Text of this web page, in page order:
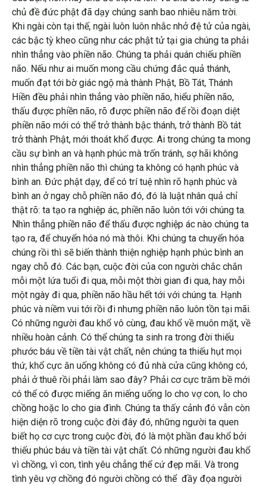
chủ đề đức phật đã dạy chúng sanh bao nhiêu năm trời.
Khi ngài còn tại thế, ngài luôn luôn nhắc nhở đệ tử của ngài,
các bậc tỳ kheo cũng như các phật tử tại gia chúng ta phải
nhìn thẳng vào phiền não. Chúng ta phải quán chiếu phiền
não. Nếu như ai muốn mong cầu chứng đắc quả thánh,
muốn đạt tới bờ giác ngộ mà thành Phật, Bồ Tát, Thánh
Hiền đều phải nhìn thẳng vào phiền não, hiểu phiền não,
thấu được phiền não, rõ được phiền não để rồi đoạn diệt
phiền não mới có thể trở thành bậc thánh, trở thành Bồ tát
trở thành Phật, mới thoát khổ được. Ai trong chúng ta mong
cầu sự bình an và hạnh phúc mà trốn tránh, sợ hãi không
nhìn thẳng phiền não thì chúng ta không có hạnh phúc và
bình an. Đức phật dạy, để có trí tuệ nhìn rõ hạnh phúc và
bình an ở ngay chỗ phiền não đó, đó là luật nhân quả chỉ
thật rõ: ta tạo ra nghiệp ác, phiền não luôn tới với chúng ta.
Nhìn thẳng phiền não để thấu được nghiệp ác nào chúng ta
tạo ra, để chuyển hóa nó mà thôi. Khi chúng ta chuyển hóa
chúng rồi thì sẽ biến thành thiện nghiệp hạnh phúc bình an
ngay chỗ đó. Các bạn, cuộc đời của con người chắc chắn
mỗi một lứa tuổi đi qua, mỗi một thời gian đi qua, hay mỗi
một ngày đi qua, phiền não hầu hết tới với chúng ta. Hạnh
phúc và niềm vui tới rồi đi nhưng phiền não luôn tồn tại mãi.
Có những người đau khổ vô cùng, đau khổ về muôn mặt, về
nhiều hoàn cảnh. Có thể chúng ta sinh ra trong đời thiếu
phước báu về tiền tài vật chất, nên chúng ta thiếu hụt mọi
thứ, khổ cực ăn uống không có đủ nhà cửa cũng không có,
phải ở thuê rồi phải làm sao đây? Phải cơ cực trăm bề mới
có thể có được miếng ăn miếng uống lo cho vợ con, lo cho
chồng hoặc lo cho gia đình. Chúng ta thấy cảnh đó vẫn còn
hiện diện rõ trong cuộc đời đây đó, những người ta quen
biết họ cơ cực trong cuộc đời, đó là một phần đau khổ bởi
thiếu phúc báu và tiền tài vật chất. Có những người đau khổ
vì chồng, vì con, tình yêu chẳng thể cứ đẹp mãi. Và trong
tình yêu vợ chồng đó người chồng có thể đầy đọa người